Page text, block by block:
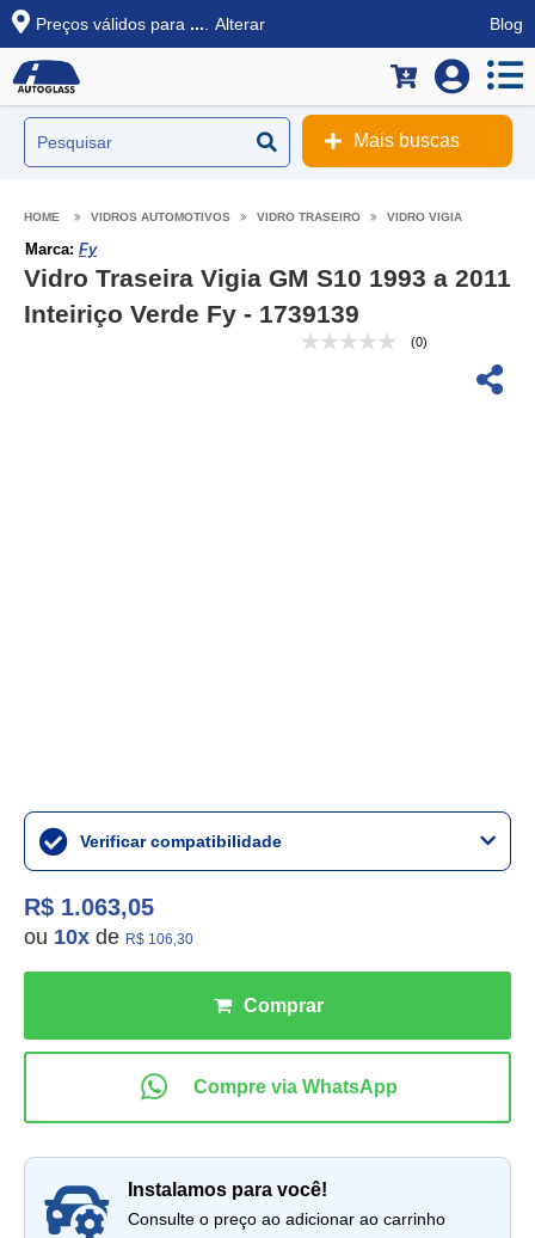
Preços válidos para ... Alterar Blog
Mais buscas
VIDROS AUTOMOTIVOS VIDRO TRASEIRO VIDRO VIGIA
Marca: Fy
Vidro Traseira Vigia GM S10 1993 a 2011
Inteiriço Verde Fy - 1739139
(0)
Verificar compatibilidade
R$ 1.063,05
ou 10x de R$ 106,30
instalamos para você!
Consulte o preço ao adicionar ao carrinho